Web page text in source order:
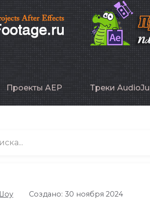
Проекты AEP Треки
Создано: 30 ноября 2024